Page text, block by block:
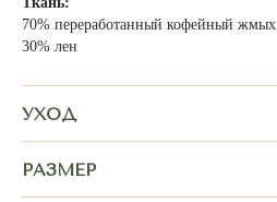
70% переработанный кофейный жмых
30% лен
УХОД
РАЗМЕР